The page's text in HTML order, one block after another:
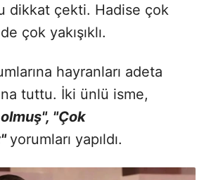
dikkat çekti. Hadise çok
çok yakışıklı.
hayranları adeta
tuttu. İki ünlü isme,
"Çok
yorumları yapıldı.